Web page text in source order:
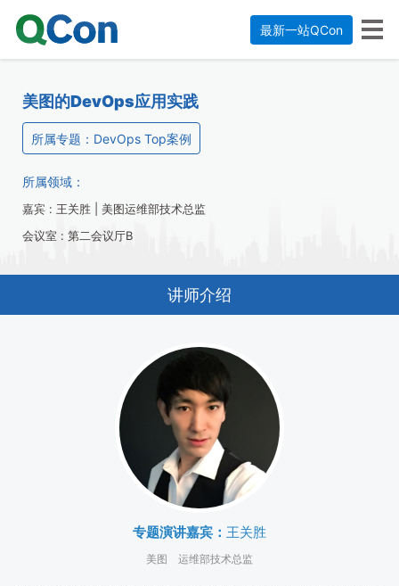
最新一站QCon
美图的DevOps应用实践
所属专题：DevOps Top案例
所属领域：
嘉宾 : 王关胜 | 美图运维部技术总监
会议室 : 第二会议厅B
讲师介绍
专题演讲嘉宾： 王关胜
美图 运维部技术总监